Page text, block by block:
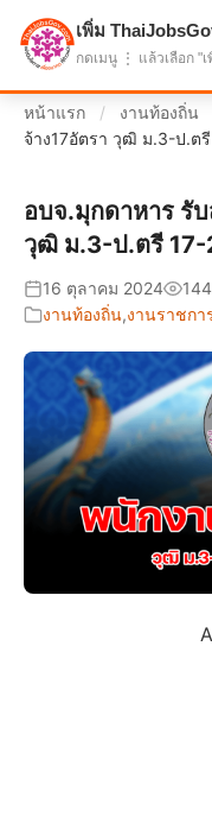
แบ่งปันโอกาส เพื่อ
หน้าแรก / งานท้องถิ่น
จ้าง17อัตรา วุฒิ ม.3-ป.ต
อบจ.มุกดาหาร รั
วุฒิ ม.3-ป.ตรี
16 ตุลาคม 2024
งานท้องถิ่น,งานราชกา
เพิ่ม
กดเมนู ⋮ แล้วเลือก "